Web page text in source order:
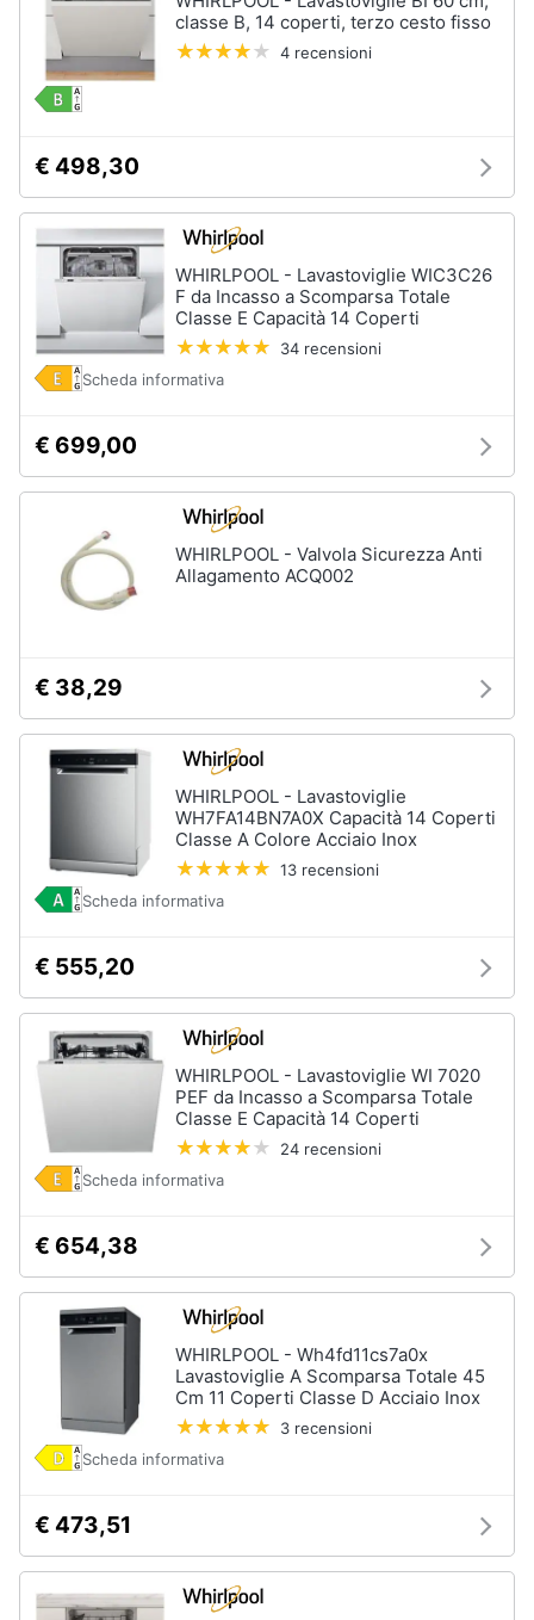
classe B, 14 coperti, terzo cesto fisso
4 recensioni
€ 498,30
WHIRLPOOL - Lavastoviglie WIC3C26
F da Incasso a Scomparsa Totale
Classe E Capacità 14 Coperti
34 recensioni
Scheda informativa
€ 699,00
WHIRLPOOL - Valvola Sicurezza Anti
Allagamento ACQ002
€ 38,29
WHIRLPOOL - Lavastoviglie
WH7FA14BN7A0X Capacità 14 Coperti
Classe A Colore Acciaio Inox
13 recensioni
Scheda informativa
€ 555,20
WHIRLPOOL - Lavastoviglie WI 7020
PEF da Incasso a Scomparsa Totale
Classe E Capacità 14 Coperti
24 recensioni
Scheda informativa
€ 654,38
WHIRLPOOL - Wh4fd11cs7a0x
Lavastoviglie A Scomparsa Totale 45
Cm 11 Coperti Classe D Acciaio Inox
3 recensioni
Scheda informativa
€ 473,51